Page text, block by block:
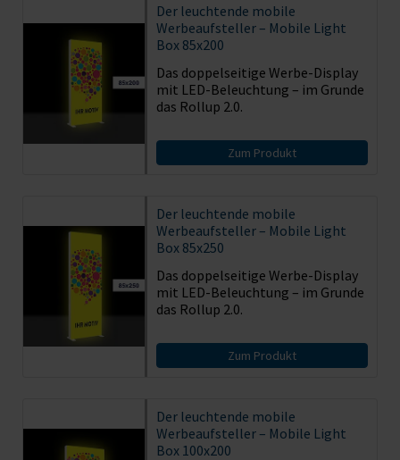
Der leuchtende mobile
Werbeaufsteller – Mobile Light
Box 85x200
Das doppelseitige Werbe-Display
mit LED-Beleuchtung – im Grunde
das Rollup 2.0.
Zum Produkt
Der leuchtende mobile
Werbeaufsteller – Mobile Light
Box 85x250
Das doppelseitige Werbe-Display
mit LED-Beleuchtung – im Grunde
das Rollup 2.0.
Zum Produkt
Der leuchtende mobile
Werbeaufsteller – Mobile Light
Box 100x200